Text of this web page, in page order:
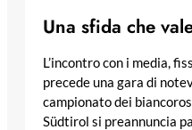
Una sfida che
L’incontro con i media,
precede una gara di
campionato dei
Südtirol si preannuncia